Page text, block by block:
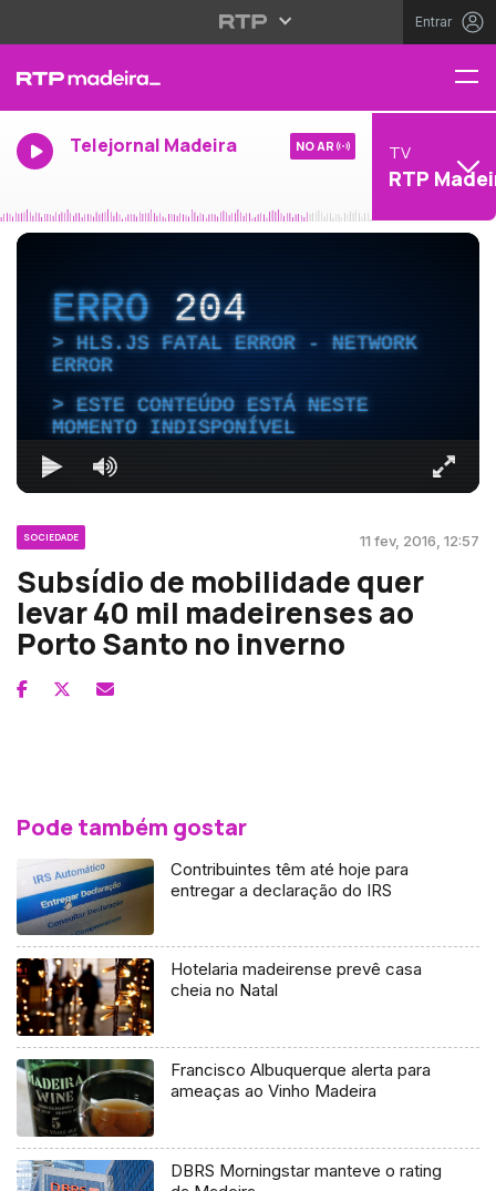
Entrar
Telejornal Madeira NO AR TV
RTP
ERRO204
HLS.JS FATAL ERROR - NETWORK
ERROR
ESTE CONTEÚDO ESTÁ NESTE
MOMENTO INDISPONÍVEL
SOCIEDADE 11 fev, 2016, 12:57
Subsídio de mobilidade quer
levar 40 mil madeirenses ao
Porto Santo no inverno
Pode também gostar
Contribuintes têm até hoje para
entregar a declaração do IRS
Hotelaria madeirense prevê casa
cheia no Natal
Francisco Albuquerque alerta para
ameaças ao Vinho Madeira
DBRS Morningstar manteve o rating